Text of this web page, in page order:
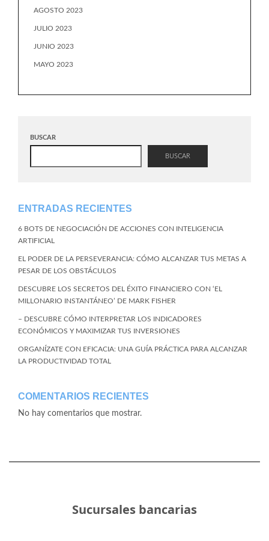
AGOSTO 2023
JULIO 2023
JUNIO 2023
MAYO 2023
BUSCAR
BUSCAR
ENTRADAS RECIENTES
6 BOTS DE NEGOCIACIÓN DE ACCIONES CON INTELIGENCIA
ARTIFICIAL
EL PODER DE LA PERSEVERANCIA: CÓMO ALCANZAR TUS METAS A
PESAR DE LOS OBSTÁCULOS
DESCUBRE LOS SECRETOS DEL ÉXITO FINANCIERO CON ‘EL
MILLONARIO INSTANTÁNEO’ DE MARK FISHER
– DESCUBRE CÓMO INTERPRETAR LOS INDICADORES
ECONÓMICOS Y MAXIMIZAR TUS INVERSIONES
ORGANÍZATE CON EFICACIA: UNA GUÍA PRÁCTICA PARA ALCANZAR
LA PRODUCTIVIDAD TOTAL
COMENTARIOS RECIENTES
No hay comentarios que mostrar.
Sucursales bancarias